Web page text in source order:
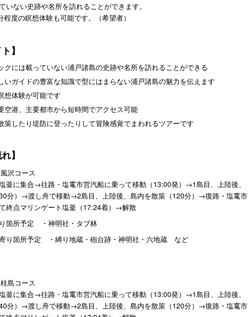
いない史跡や名所を訪れることができます。
度の瞑想体験も可能です。（希望者）
】
クには載っていない浦戸諸島の史跡や名所を訪れることができる
いガイドの豊富な知識で型にはまらない浦戸諸島の魅力を伝えます
想体験が可能です
空港、主要都市から短時間でアクセス可能
策したり堤防に登ったりして冒険感覚でまわれるツアーです
】
沢コース
釜に集合→往路・塩竃市営汽船に乗って移動（13:00発）→1島目、上陸後、
分）→渡し舟で移動→2島目、上陸後、島内を散策（120分）→復路・塩竃市
終点マリンゲート塩釜（17:24着）→解散
箇所予定 ・神明社・タブ林
り箇所予定 ・縛り地蔵・砲台跡・神明社・六地蔵 など
島コース
釜に集合→往路・塩竃市営汽船に乗って移動（13:00発）→1島目、上陸後、
分）→渡し舟で移動→2島目、上陸後、島内を散策（120分）→復路・塩竃市